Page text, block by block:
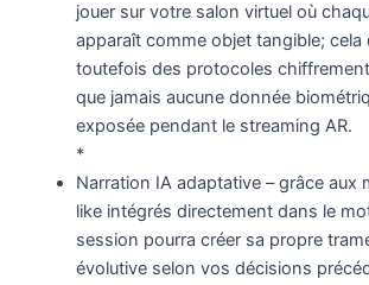
jouer sur votre salon virtuel où
apparaît comme objet tangible; cela
toutefois des protocoles
que jamais aucune donnée
exposée pendant le streaming AR.
*
Narration IA adaptative – grâce aux
like intégrés directement dans le
session pourra créer sa propre
évolutive selon vos décisions